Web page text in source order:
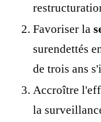
Favoriser la
surendettés
de trois ans
Accroître
la